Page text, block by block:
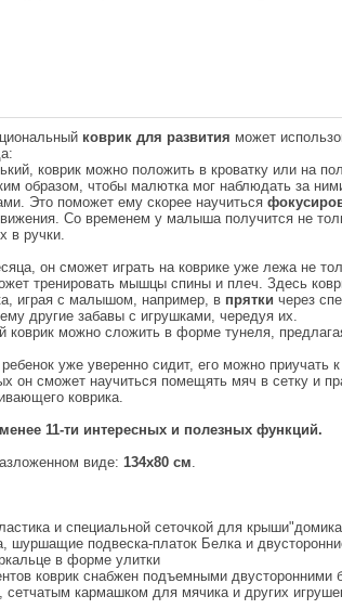
коврик для развития может
коврик можно положить в кроватку или на
образом, чтобы малютка мог наблюдать за
Это поможет ему скорее научиться
Со временем у малыша получится не
в ручки.
он сможет играть на коврике уже лежа не
тренировать мышцы спины и плеч. Здесь
играя с малышом, например, в прятки через
другие забавы с игрушками, чередуя их.
коврик можно сложить в форме тунеля,
уже уверенно сидит, его можно приучать к
он сможет научиться помещять мяч в сетку и
коврика.
11-ти интересных и полезных функций.
виде: 134х80 см.
и специальной сеточкой для
шуршащие подвеска-платок Белка и
в форме улитки
коврик снабжен подъемными двусторонними
кармашком для мячика и других